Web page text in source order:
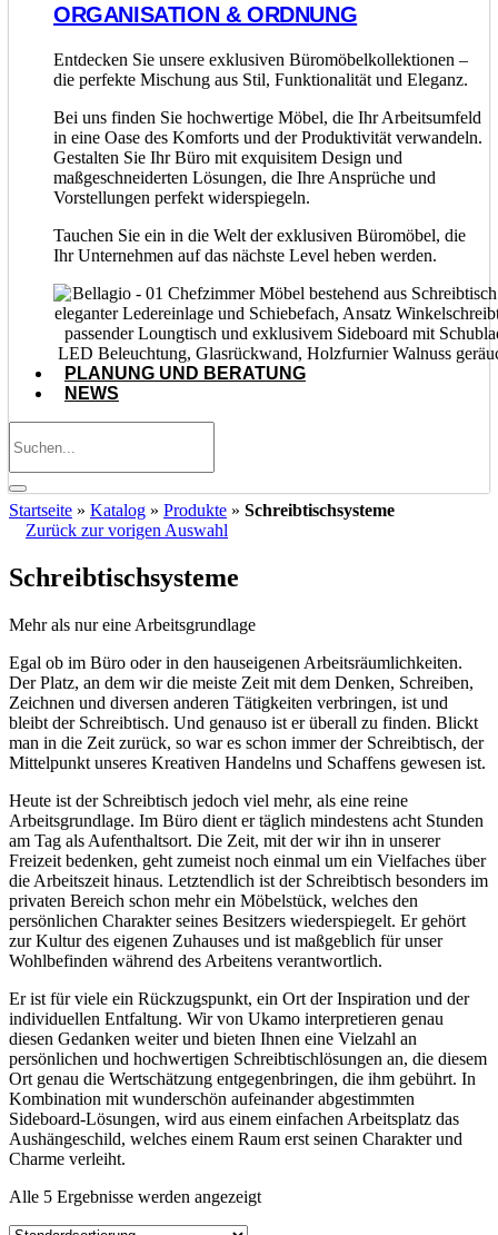
ORGANISATION & ORDNUNG
Entdecken Sie unsere exklusiven Büromöbelkollektionen –
die perfekte Mischung aus Stil, Funktionalität und Eleganz.
Bei uns finden Sie hochwertige Möbel, die Ihr Arbeitsumfeld
in eine Oase des Komforts und der Produktivität verwandeln.
Gestalten Sie Ihr Büro mit exquisitem Design und
maßgeschneiderten Lösungen, die Ihre Ansprüche und
Vorstellungen perfekt widerspiegeln.
Tauchen Sie ein in die Welt der exklusiven Büromöbel, die
Ihr Unternehmen auf das nächste Level heben werden.
PLANUNG UND BERATUNG
NEWS
Startseite » Katalog » Produkte » Schreibtischsysteme
Zurück zur vorigen Auswahl
Schreibtischsysteme
Mehr als nur eine Arbeitsgrundlage
Egal ob im Büro oder in den hauseigenen Arbeitsräumlichkeiten.
Der Platz, an dem wir die meiste Zeit mit dem Denken, Schreiben,
Zeichnen und diversen anderen Tätigkeiten verbringen, ist und
bleibt der Schreibtisch. Und genauso ist er überall zu finden. Blickt
man in die Zeit zurück, so war es schon immer der Schreibtisch, der
Mittelpunkt unseres Kreativen Handelns und Schaffens gewesen ist.
Heute ist der Schreibtisch jedoch viel mehr, als eine reine
Arbeitsgrundlage. Im Büro dient er täglich mindestens acht Stunden
am Tag als Aufenthaltsort. Die Zeit, mit der wir ihn in unserer
Freizeit bedenken, geht zumeist noch einmal um ein Vielfaches über
die Arbeitszeit hinaus. Letztendlich ist der Schreibtisch besonders im
privaten Bereich schon mehr ein Möbelstück, welches den
persönlichen Charakter seines Besitzers wiederspiegelt. Er gehört
zur Kultur des eigenen Zuhauses und ist maßgeblich für unser
Wohlbefinden während des Arbeitens verantwortlich.
Er ist für viele ein Rückzugspunkt, ein Ort der Inspiration und der
individuellen Entfaltung. Wir von Ukamo interpretieren genau
diesen Gedanken weiter und bieten Ihnen eine Vielzahl an
persönlichen und hochwertigen Schreibtischlösungen an, die diesem
Ort genau die Wertschätzung entgegenbringen, die ihm gebührt. In
Kombination mit wunderschön aufeinander abgestimmten
Sideboard-Lösungen, wird aus einem einfachen Arbeitsplatz das
Aushängeschild, welches einem Raum erst seinen Charakter und
Charme verleiht.
Alle 5 Ergebnisse werden angezeigt